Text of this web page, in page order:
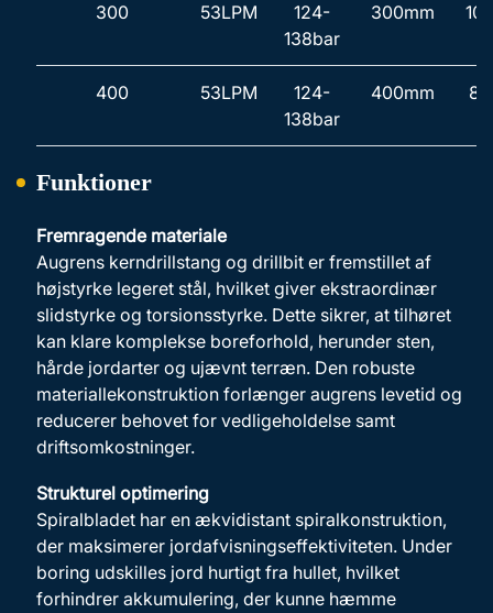
300 53LPM
124-
138bar
300mm
400 53LPM
124-
138bar
400mm
Funktioner
Fremragende materiale
Augrens kerndrillstang og drillbit er fremstillet af
højstyrke legeret stål, hvilket giver ekstraordinær
slidstyrke og torsionsstyrke. Dette sikrer, at tilhøret
kan klare komplekse boreforhold, herunder sten,
hårde jordarter og ujævnt terræn. Den robuste
materiallekonstruktion forlænger augrens levetid og
reducerer behovet for vedligeholdelse samt
driftsomkostninger.
Strukturel optimering
Spiralbladet har en ækvidistant spiralkonstruktion,
der maksimerer jordafvisningseffektiviteten. Under
boring udskilles jord hurtigt fra hullet, hvilket
forhindrer akkumulering, der kunne hæmme